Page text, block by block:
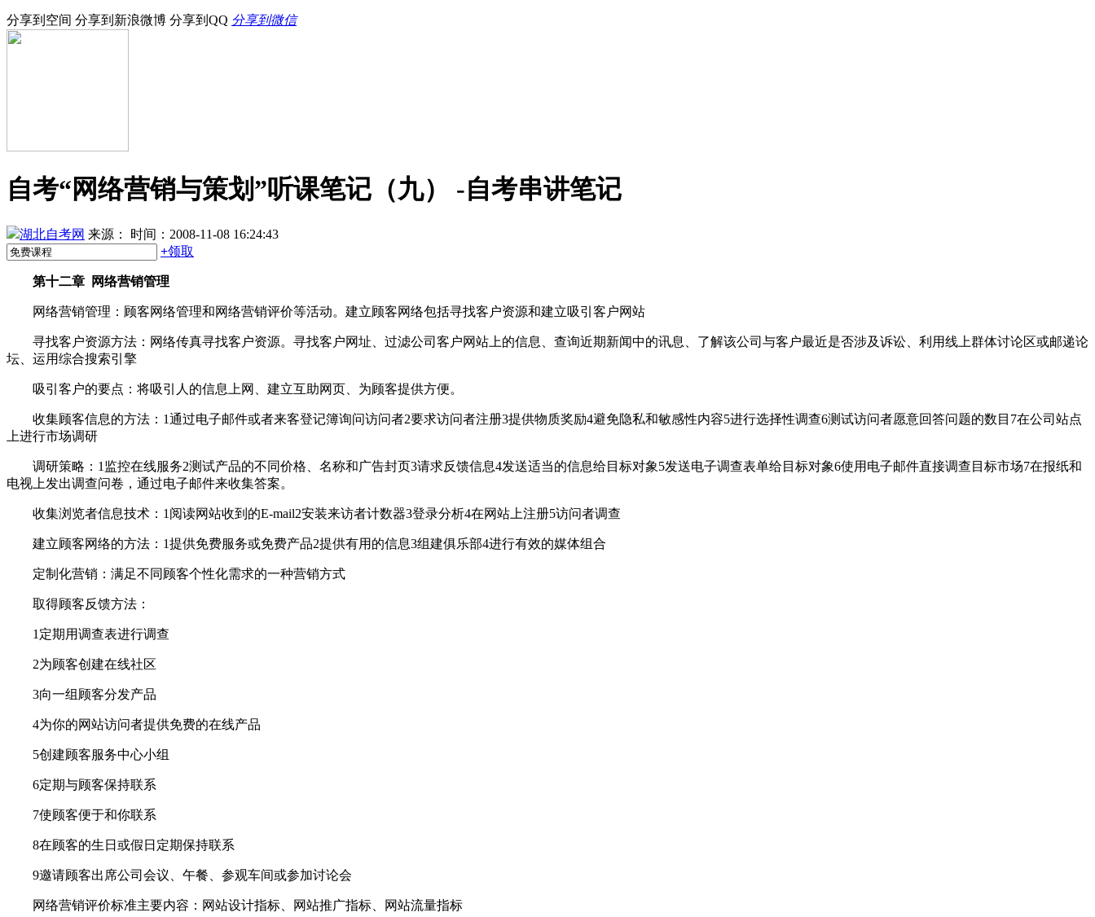
分享到空间 分享到新浪微博 分享到QQ 分享到微信
自考“网络营销与策划”听课笔记（九） -自考串讲笔记
湖北自考网 来源：
时间：2008-11-08 16:24:43
+领取
第十二章 网络营销管理
网络营销管理：顾客网络管理和网络营销评价等活动。建立顾客网络包括寻找客户资源和建立吸引客户网站
寻找客户资源方法：网络传真寻找客户资源。寻找客户网址、过滤公司客户网站上的信息、查询近期新闻中的讯息、了解该公司与客户最近是否涉及诉讼、利用线上群体讨论区或邮递论
坛、运用综合搜索引擎
吸引客户的要点：将吸引人的信息上网、建立互助网页、为顾客提供方便。
收集顾客信息的方法：1通过电子邮件或者来客登记簿询问访问者2要求访问者注册3提供物质奖励4避免隐私和敏感性内容5进行选择性调查6测试访问者愿意回答问题的数目7在公司站点
上进行市场调研
调研策略：1监控在线服务2测试产品的不同价格、名称和广告封页3请求反馈信息4发送适当的信息给目标对象5发送电子调查表单给目标对象6使用电子邮件直接调查目标市场7在报纸和
电视上发出调查问卷，通过电子邮件来收集答案。
收集浏览者信息技术：1阅读网站收到的E-mail2安装来访者计数器3登录分析4在网站上注册5访问者调查
建立顾客网络的方法：1提供免费服务或免费产品2提供有用的信息3组建俱乐部4进行有效的媒体组合
定制化营销：满足不同顾客个性化需求的一种营销方式
取得顾客反馈方法：
1定期用调查表进行调查
2为顾客创建在线社区
3向一组顾客分发产品
4为你的网站访问者提供免费的在线产品
5创建顾客服务中心小组
6定期与顾客保持联系
7使顾客便于和你联系
8在顾客的生日或假日定期保持联系
9邀请顾客出席公司会议、午餐、参观车间或参加讨论会
网络营销评价标准主要内容：网站设计指标、网站推广指标、网站流量指标